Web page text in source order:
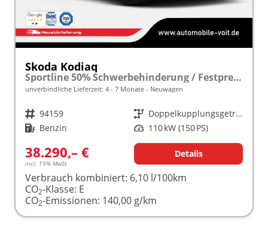
Skoda Kodiaq
Sportline 50% Schwerbehinderung / Festpreisgarantie* Modelljahr 1.5 TSI Mild-Hybrid 150PS DSG "Sonderangebot bei Schwerbehinderung" frei konfigurierbar!
unverbindliche Lieferzeit: 4 - 7 Monate Neuwagen
Fahrzeugnr. 94159 Getriebe
Doppelkupplungsgetriebe (DSG)
Kraftstoff Benzin Leistung 110 kW (150 PS)
38.290,– €
incl. 19% MwSt.
Details
Verbrauch kombiniert: 6,10 l/100km
CO2-Klasse: E
CO2-Emissionen: 140,00 g/km